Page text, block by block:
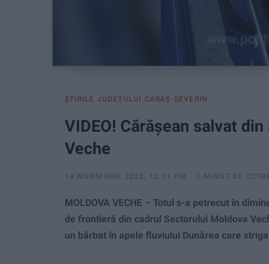
ŞTIRILE JUDEŢULUI CARAŞ-SEVERIN
VIDEO! Cărășean salvat
Veche
14 NOIEMBRIE 2022, 12:31 PM 1 MINUT DE
MOLDOVA VECHE – Totul s-a petrecut în
de frontieră din cadrul Sectorului Moldova
un bărbat în apele fluviului Dunărea care